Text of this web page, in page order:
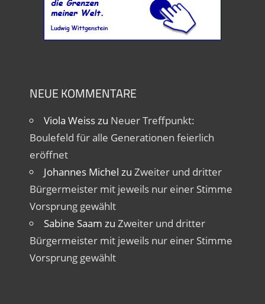
NEUE KOMMENTARE
Viola Weisszu Neuer Treffpunkt:
Boulefeld für alle Generationen feierlich
eröffnet
Johannes Michel zu Zweiter und dritter
Bürgermeister mit jeweils nur einer Stimme
Vorsprung gewählt
Sabine Saam zu Zweiter und dritter
Bürgermeister mit jeweils nur einer Stimme
Vorsprung gewählt